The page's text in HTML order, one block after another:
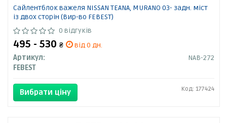
Сайлентблок важеля NISSAN TEANA, MURANO 03- задн. міст
із двох сторін (Вир-во FEBEST)
0 відгуків
495 - 530 ₴
від 0 дн.
Артикул:
NAB-272
FEBEST
Вибрати ціну Код: 177424